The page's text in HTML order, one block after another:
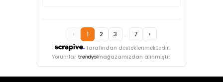
tarafından desteklenmektedir.
‹ 1 2 3 ... 7 ›
Yorumlar mağazamızdan alınmıştır.